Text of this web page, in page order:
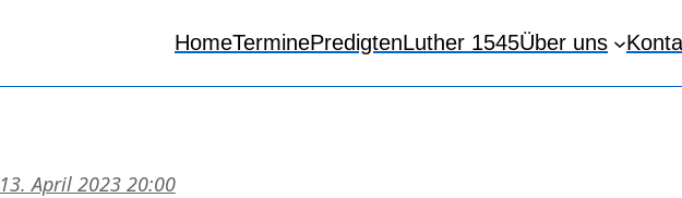
HomeTerminePredigtenLuther 1545Über uns
13. April 2023 20:00